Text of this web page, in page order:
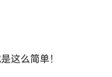
这么简单！